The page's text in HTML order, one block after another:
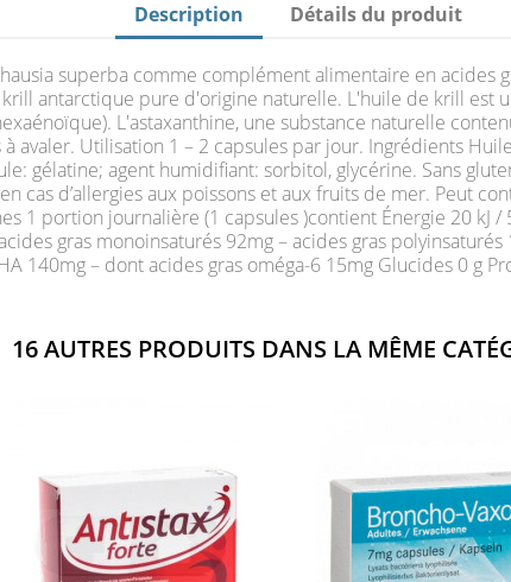
Description Détails du produit
superba comme complément alimentaire en acides
antarctique pure d'origine naturelle. L'huile de krill est
L'astaxanthine, une substance naturelle
avaler. Utilisation 1 – 2 capsules par jour. Ingrédients
gélatine; agent humidifiant: sorbitol, glycérine. Sans
cas d’allergies aux poissons et aux fruits de mer. Peut
1 portion journalière (1 capsules )contient Énergie 20 kJ
gras monoinsaturés 92mg – acides gras
140mg – dont acides gras oméga-6 15mg Glucides 0 g
16 AUTRES PRODUITS DANS LA MÊME